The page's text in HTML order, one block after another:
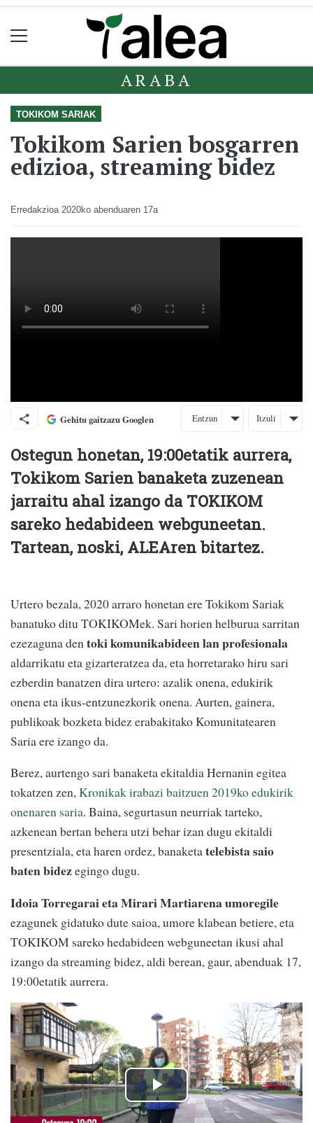
ARABA
TOKIKOM SARIAK
Tokikom Sarien bosgarren
edizioa, streaming bidez
Erredakzioa 2020ko abenduaren 17a
Gehitu gaitzazu Googlen Entzun Itzuli
Ostegun honetan, 19:00etatik aurrera,
Tokikom Sarien banaketa zuzenean
jarraitu ahal izango da TOKIKOM
sareko hedabideen webguneetan.
Tartean, noski, ALEAren bitartez.
Urtero bezala, 2020 arraro honetan ere Tokikom Sariak
banatuko ditu TOKIKOMek. Sari horien helburua sarritan
ezezaguna den toki komunikabideen lan profesionala
aldarrikatu eta gizarteratzea da, eta horretarako hiru sari
ezberdin banatzen dira urtero: azalik onena, edukirik
onena eta ikus-entzunezkorik onena. Aurten, gainera,
publikoak bozketa bidez erabakitako Komunitatearen
Saria ere izango da.
Berez, aurtengo sari banaketa ekitaldia Hernanin egitea
tokatzen zen,Kronikak irabazi baitzuen 2019ko edukirik
onenaren saria. Baina, segurtasun neurriak tarteko,
azkenean bertan behera utzi behar izan dugu ekitaldi
presentziala, eta haren ordez, banaketatelebista saio
baten bidezegingo dugu.
Idoia Torregarai eta Mirari Martiarena umoregile
ezagunek gidatuko dute saioa, umore klabean betiere, eta
TOKIKOM sareko hedabideen webguneetan ikusi ahal
izango da streaming bidez, aldi berean, gaur, abenduak 17,
19:00etatik aurrera.